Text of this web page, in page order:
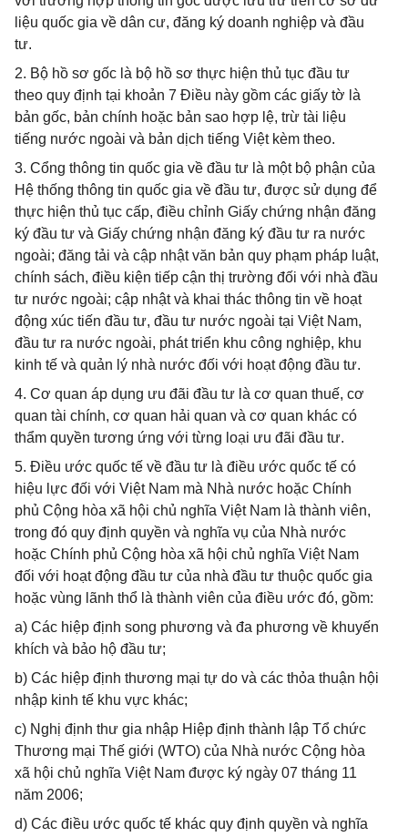
liệu quốc gia về dân cư, đăng ký doanh nghiệp và đầu
tư.
2. Bộ hồ sơ gốc là bộ hồ sơ thực hiện thủ tục đầu tư
theo quy định tại khoản 7 Điều này gồm các giấy tờ là
bản gốc, bản chính hoặc bản sao hợp lệ, trừ tài liệu
tiếng nước ngoài và bản dịch tiếng Việt kèm theo.
3. Cổng thông tin quốc gia về đầu tư là một bộ phận của
Hệ thống thông tin quốc gia về đầu tư, được sử dụng để
thực hiện thủ tục cấp, điều chỉnh Giấy chứng nhận đăng
ký đầu tư và Giấy chứng nhận đăng ký đầu tư ra nước
ngoài; đăng tải và cập nhật văn bản quy phạm pháp luật,
chính sách, điều kiện tiếp cận thị trường đối với nhà đầu
tư nước ngoài; cập nhật và khai thác thông tin về hoạt
động xúc tiến đầu tư, đầu tư nước ngoài tại Việt Nam,
đầu tư ra nước ngoài, phát triển khu công nghiệp, khu
kinh tế và quản lý nhà nước đối với hoạt động đầu tư.
4. Cơ quan áp dụng ưu đãi đầu tư là cơ quan thuế, cơ
quan tài chính, cơ quan hải quan và cơ quan khác có
thẩm quyền tương ứng với từng loại ưu đãi đầu tư.
5. Điều ước quốc tế về đầu tư là điều ước quốc tế có
hiệu lực đối với Việt Nam mà Nhà nước hoặc Chính
phủ Cộng hòa xã hội chủ nghĩa Việt Nam là thành viên,
trong đó quy định quyền và nghĩa vụ của Nhà nước
hoặc Chính phủ Cộng hòa xã hội chủ nghĩa Việt Nam
đối với hoạt động đầu tư của nhà đầu tư thuộc quốc gia
hoặc vùng lãnh thổ là thành viên của điều ước đó, gồm:
a) Các hiệp định song phương và đa phương về khuyến
khích và bảo hộ đầu tư;
b) Các hiệp định thương mại tự do và các thỏa thuận hội
nhập kinh tế khu vực khác;
c) Nghị định thư gia nhập Hiệp định thành lập Tổ chức
Thương mại Thế giới (WTO) của Nhà nước Cộng hòa
xã hội chủ nghĩa Việt Nam được ký ngày 07 tháng 11
năm 2006;
d) Các điều ước quốc tế khác quy định quyền và nghĩa